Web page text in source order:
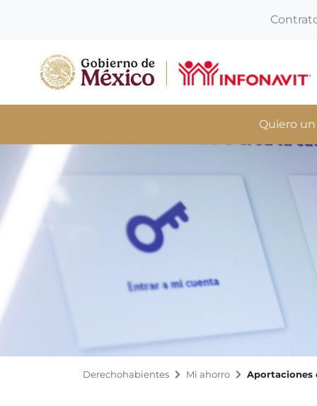
Quiero
Derechohabientes Mi ahorro Aportaciones